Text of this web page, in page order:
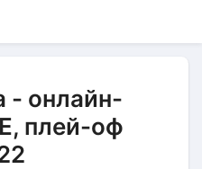
- онлайн-
плей-оф